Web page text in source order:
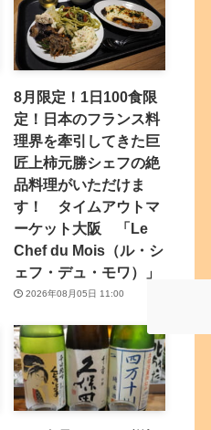
8月限定！1日100食限
定！日本のフランス料
理界を牽引してきた巨
匠上柿元勝シェフの絶
品料理がいただけま
す！ タイムアウトマ
ーケット大阪 「Le
Chef du Mois（ル・シ
ェフ・デュ・モワ）」
2026年08月05日 11:00